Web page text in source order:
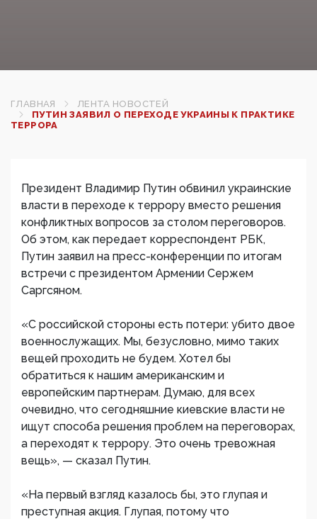
ГЛАВНАЯ
ЛЕНТА НОВОСТЕЙ
ПУТИН ЗАЯВИЛ О ПЕРЕХОДЕ УКРАИНЫ К ПРАКТИКЕ
ТЕРРОРА
Президент Владимир Путин обвинил украинские
власти в переходе к террору вместо решения
конфликтных вопросов за столом переговоров.
Об этом, как передает корреспондент РБК,
Путин заявил на пресс-конференции по итогам
встречи с президентом Армении Сержем
Саргсяном.
«С российской стороны есть потери: убито двое
военнослужащих. Мы, безусловно, мимо таких
вещей проходить не будем. Хотел бы
обратиться к нашим американским и
европейским партнерам. Думаю, для всех
очевидно, что сегодняшние киевские власти не
ищут способа решения проблем на переговорах,
а переходят к террору. Это очень тревожная
вещь», — сказал Путин.
«На первый взгляд казалось бы, это глупая и
преступная акция. Глупая, потому что